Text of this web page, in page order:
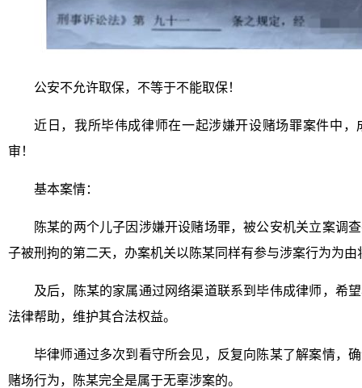
公安不允许取保，不等于不能取保！
近日，我所毕伟成律师在一起涉嫌开设赌场罪案件中
审！
基本案情：
陈某的两个儿子因涉嫌开设赌场罪，被公安机关立案调
子被刑拘的第二天，办案机关以陈某同样有参与涉案行为为由
及后，陈某的家属通过网络渠道联系到毕伟成律师，希
法律帮助，维护其合法权益。
毕律师通过多次到看守所会见，反复向陈某了解案情，
赌场行为，陈某完全是属于无辜涉案的。